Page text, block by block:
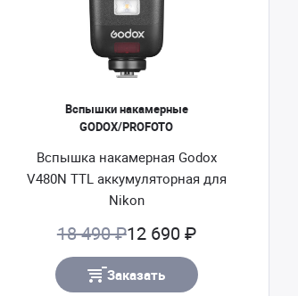
Вспышки накамерные
GODOX/PROFOTO
Вспышка накамерная Godox
V480N TTL аккумуляторная для
Nikon
18 490 ₽12 690 ₽
Заказать